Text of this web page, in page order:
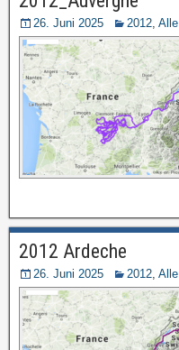
26. Juni 2025 2012, Alle
2012 Ardeche
26. Juni 2025 2012, Alle